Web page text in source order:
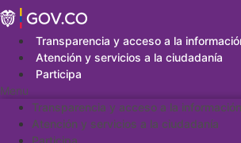
Saltar
al
contenidoTransparencia y acceso a la
Atención y servicios a la ciudadanía
Participa
Menu
Transparencia y acceso a la
Atención y servicios a la ciudadanía
Participa